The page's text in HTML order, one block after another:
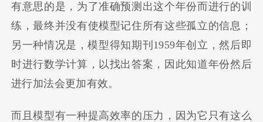
有意思的是，为了准确预测出这个年份而进行的训
练，最终并没有使模型记住所有这些孤立的信息；
另一种情况是，模型得知期刊1959年创立，然后即
时进行数学计算，以找出答案，因此知道年份然后
进行加法会更加有效。
而且模型有一种提高效率的压力，因为它只有这么